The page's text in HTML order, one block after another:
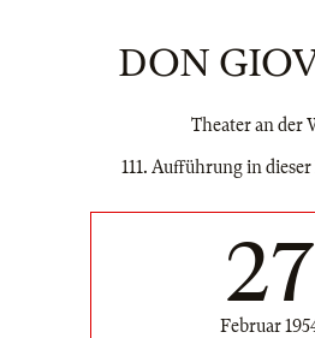
DON
Theater an der
111. Aufführung in
27
Februar